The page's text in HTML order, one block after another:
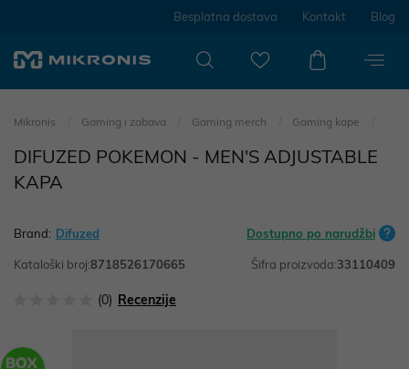
Besplatna dostava Kontakt Blog
Mikronis Gaming i zabava Gaming merch Gaming kape
DIFUZED POKEMON - MEN'S ADJUSTABLE
KAPA
Brand: Difuzed Dostupno po narudžbi
Kataloški broj:8718526170665 Šifra proizvoda:33110409
(0) Recenzije